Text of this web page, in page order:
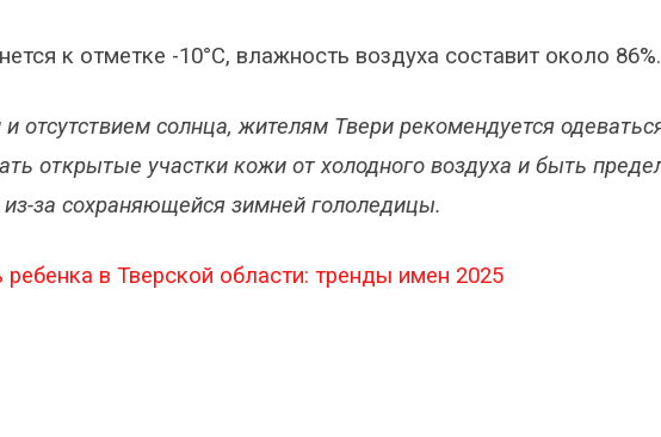
к отметке -10°C, влажность воздуха составит около 86%.
отсутствием солнца, жителям Твери рекомендуется
открытые участки кожи от холодного воздуха и быть
за сохраняющейся зимней гололедицы.
ребенка в Тверской области: тренды имен 2025